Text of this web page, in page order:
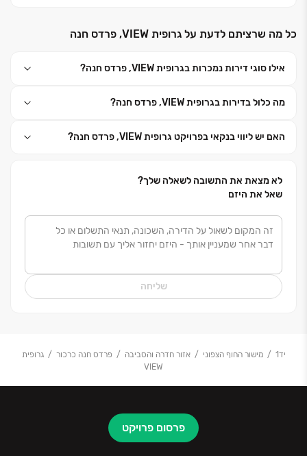
לממש בכל יום מחדש את חזונה: לתכנן ולבנות עבור
כל מה שרציתם לדעת על גרופית VIEW, פרדס חנה
אילו סוגי דירות נמכרות בגרופית VIEW, פרדס חנה?
מה כלול בדירות בגרופית VIEW, פרדס חנה?
האם יש ליווי בנקאי בפרויקט גרופית VIEW, פרדס חנה?
לא מצאת את התשובה לשאלה שלך?
שאל את היזם
שליחה
יד1 מישור החוף הצפוני אזור חדרה והסביבה פרדס חנה כרכור
גרופית
VIEW
פרסום פרויקט